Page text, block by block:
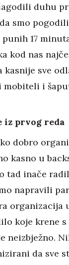
duhu
smo
17
kod nas
kasnije sve
i
iz prvog reda
dobro
kasno u
tad inače
napravili
organizacija
koje krene
neizbježno.
da sve